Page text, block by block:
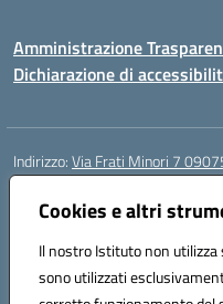
Cookies e altri
Il nostro Istituto non
sono utilizzati
Amministrazione
Dichiarazione di
Indirizzo:Via Frati Minori 7
Centralino:
Posta elettronica certificata
Codice fiscale: 90027780957
Codice meccanografico:
Codice Indice delle Pubbliche